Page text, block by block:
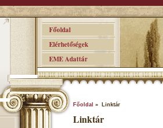
Főoldal
Elérhetőségek
EME Adattár
Főoldal » Linktár
Linktár